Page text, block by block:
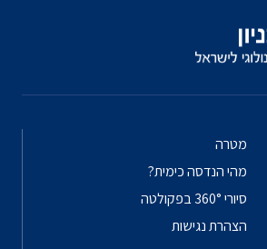
מטרה
מהי הנדסה כימית?
סיורי 360° בפקולטה
הצהרת נגישות